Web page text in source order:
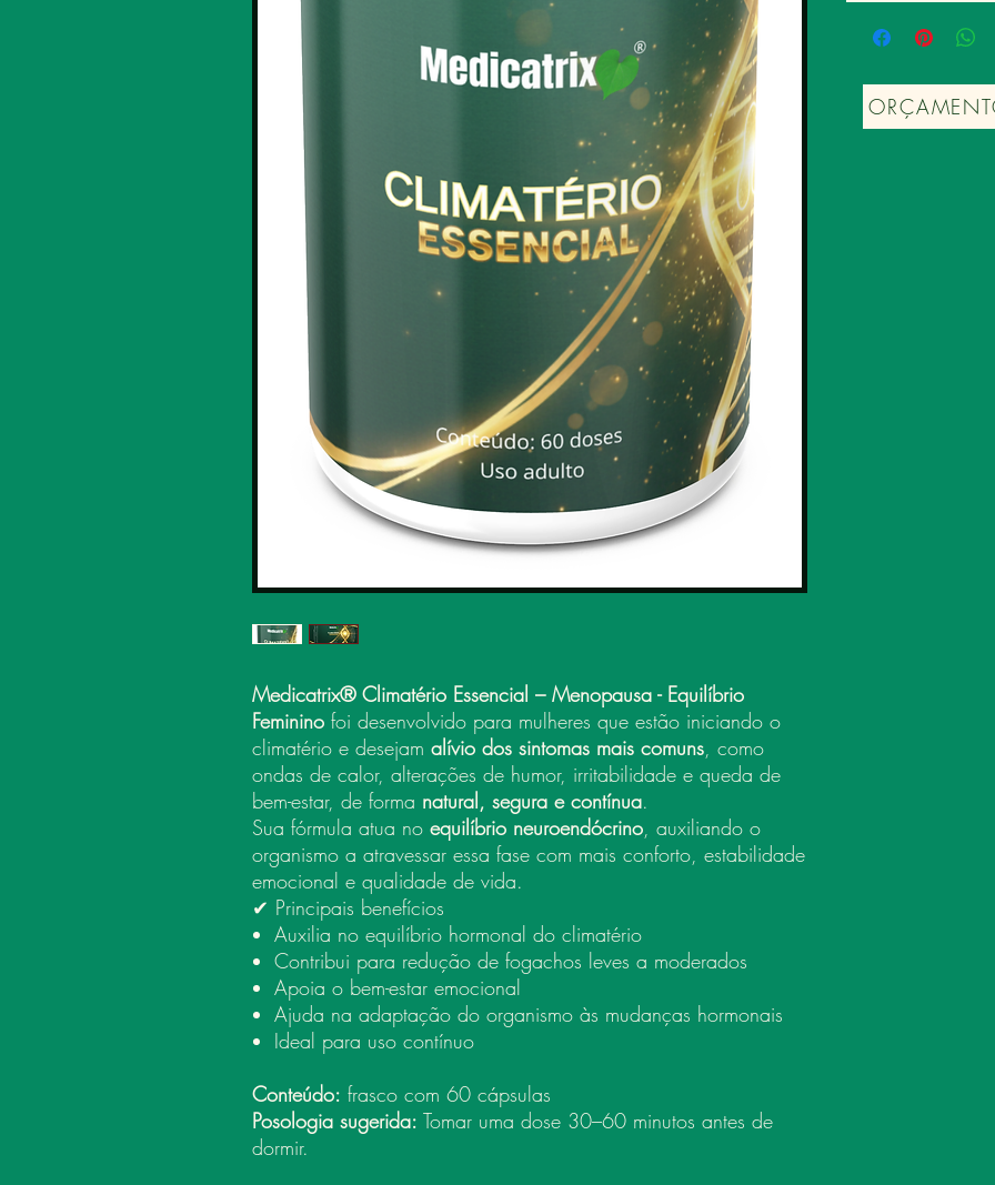
Medicatrix® Climatério Essencial – Menopausa - Equilíbrio
Feminino foi desenvolvido para mulheres que estão iniciando o
climatério e desejam alívio dos sintomas mais comuns, como
ondas de calor, alterações de humor, irritabilidade e queda de
bem-estar, de forma natural, segura e contínua.
Sua fórmula atua no equilíbrio neuroendócrino, auxiliando o
organismo a atravessar essa fase com mais conforto, estabilidade
emocional e qualidade de vida.
✔ Principais benefícios
Auxilia no equilíbrio hormonal do climatério
Contribui para redução de fogachos leves a moderados
Apoia o bem-estar emocional
Ajuda na adaptação do organismo às mudanças hormonais
Ideal para uso contínuo
Conteúdo: frasco com 60 cápsulas
Posologia sugerida: Tomar uma dose 30–60 minutos antes de
dormir.